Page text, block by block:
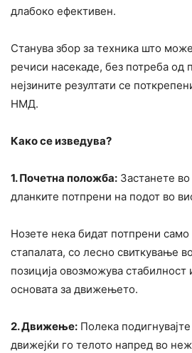
длабоко ефективен.
Станува збор за техника што
речиси насекаде, без потреба од
нејзините резултати се
НМД.
Како се изведува?
1. Почетна положба: Застанете
дланките потпрени на подот во
Нозете нека бидат потпрени
стапалата, со лесно свиткување
позиција овозможува стабилност
основата за движењето.
2. Движење: Полека
движејќи го телото напред во